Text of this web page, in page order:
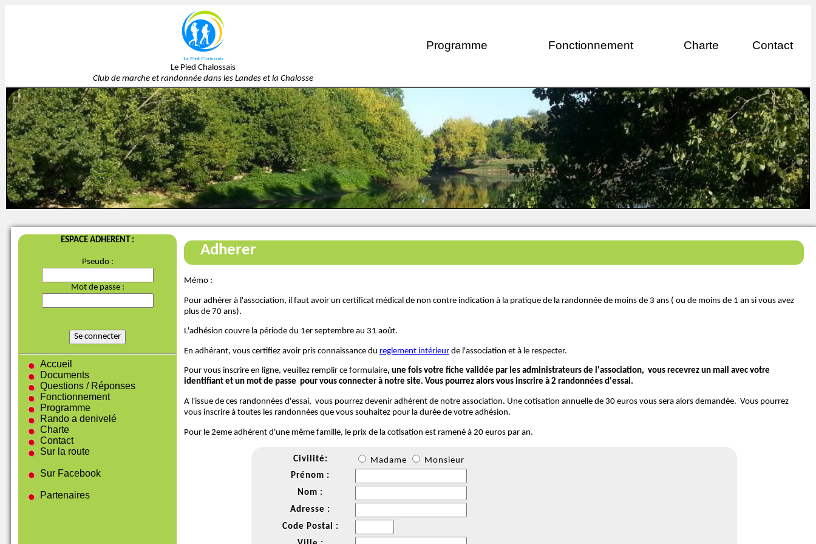
Le Pied Chalossais
Club de marche et randonnée dans les Landes et la Chalosse
Programme Fonctionnement Charte Contact
ESPACE ADHERENT :
Pseudo :
Mot de passe :
Accueil
Documents
Questions / Réponses
Fonctionnement
Programme
Rando a denivelé
Charte
Contact
Sur la route
Sur Facebook
Partenaires
Adherer
Mémo :
Pour adhérer à l'association, il faut avoir un certificat médical de non contre indication à la pratique de la randonnée de moins de 3 ans ( ou de moins de 1 an si vous avez
plus de 70 ans).
L'adhésion couvre la période du 1er septembre au 31 août.
En adhérant, vous certifiez avoir pris connaissance du reglement intérieur de l'association et à le respecter.
Pour vous inscrire en ligne, veuillez remplir ce formulaire, une fois votre fiche validée par les administrateurs de l'association, vous recevrez un mail avec votre
identifiant et un mot de passe pour vous connecter à notre site. Vous pourrez alors vous inscrire à 2 randonnées d'essai.
A l'issue de ces randonnées d'essai, vous pourrez devenir adhérent de notre association. Une cotisation annuelle de 30 euros vous sera alors demandée. Vous pourrez
vous inscrire à toutes les randonnées que vous souhaitez pour la durée de votre adhésion.
Pour le 2eme adhérent d'une même famille, le prix de la cotisation est ramené à 20 euros par an.
Civilité: Madame
Monsieur
Prénom :
Nom :
Adresse :
Code Postal :